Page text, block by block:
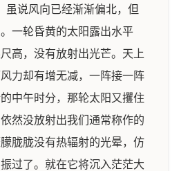
虽说风向已经渐渐偏北，但
一轮昏黄的太阳露出水平
高，没有放射出光芒。天上
力却有增无减，一阵接一阵
中午时分，那轮太阳又攫住
然没放射出我们通常称作的
胧胧没有热辐射的光晕，仿
过了。就在它将沉入茫茫大